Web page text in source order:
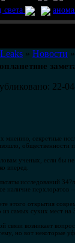
света
» Новости
22-
мнению, секретные
общественности
ученых, если бы
вперед.
исследований
наличие перхлоратов
этого открытия
из самых сухих мест на
связи возникает
но вот некоторые